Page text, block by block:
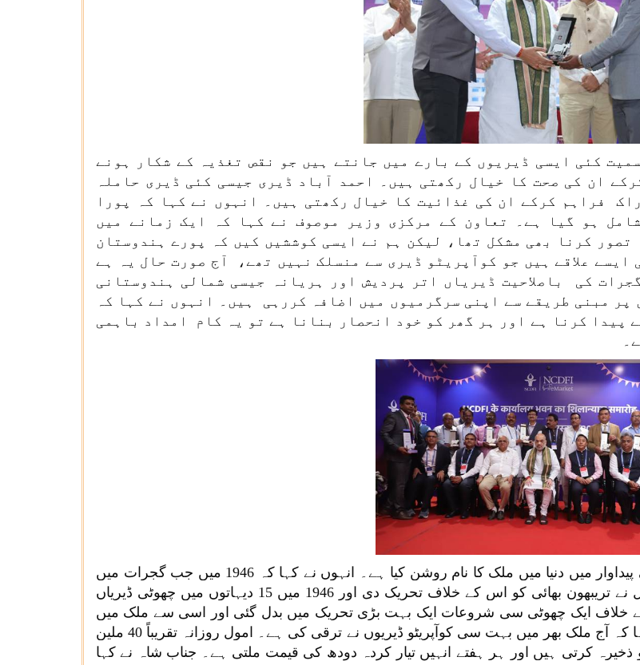
کئی ایسی ڈیریوں کے بارے میں جانتے ہیں جو نقص تغذیہ کے شکار ہونے
ان کی صحت کا خیال رکھتی ہیں۔ احمد آباد ڈیری جیسی کئی ڈیری حاملہ
فراہم کرکے ان کی غذائیت کا خیال رکھتی ہیں۔ انہوں نے کہا کہ پورا
ہو گیا ہے۔ تعاون کے مرکزی وزیر موصوف نے کہا کہ ایک زمانے میں
کرنا بھی مشکل تھا، لیکن ہم نے ایسی کوششیں کیں کہ پورے ہندوستان
علاقے ہیں جو کوآپریٹو ڈیری سے منسلک نہیں تھے، آج صورت حال یہ ہے
کی باصلاحیت ڈیریاں اتر پردیش اور ہریانہ جیسی شمالی ہندوستانی
مبنی طریقے سے اپنی سرگرمیوں میں اضافہ کررہی ہیں۔ انہوں نے کہا کہ
پیدا کرنا ہے اور ہر گھر کو خود انحصار بنانا ہے تو یہ کام امداد باہمی
جناب امت شاہ نے کہا کہ ہندوستانی ڈیریوں نے دودھ کی پیداوار میں دنیا میں ملک کا نام روشن کیا ہے۔ انہوں نے کہا کہ 1946 میں جب گجرات میں
ایک ڈیری نے استحصال شروع کیا تو سردار ولبھ بھائی پٹیل نے تریبھون بھائی کو اس کے خلاف تحریک دی اور 1946 میں 15 دیہاتوں میں چھوٹی ڈیریاں
نے کہا کہ 1946 میں استحصال کے خلاف ایک چھوٹی سی شروعات ایک بہت بڑی تحریک میں بدل گئی اور اسی سے ملک میں
سفید انقلاب اور این ڈی بی بی کا ظہور ہوا۔ انہوں نے کہا کہ آج ملک بھر میں بہت سی کوآپریٹو ڈیریوں نے ترقی کی ہے۔ امول روزانہ تقریباً 40 ملین
ہے اور 36 لاکھ بہنیں دودھ کو ذخیرہ کرتی ہیں اور ہر ہفتے انہیں تیار کردہ دودھ کی قیمت ملتی ہے۔ جناب شاہ نے کہا